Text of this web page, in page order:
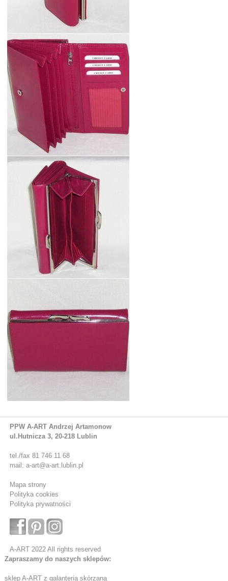
PPW A-ART Andrzej Artamonow
ul.Hutnicza 3, 20-218 Lublin
tel./fax 81 746 11 68
mail: a-art@a-art.lublin.pl
Mapa strony
Polityka cookies
Polityka prywatności
A-ART 2022 All rights reserved
Zapraszamy do naszych sklepów:
sklep A-ART z galanterią skórzaną